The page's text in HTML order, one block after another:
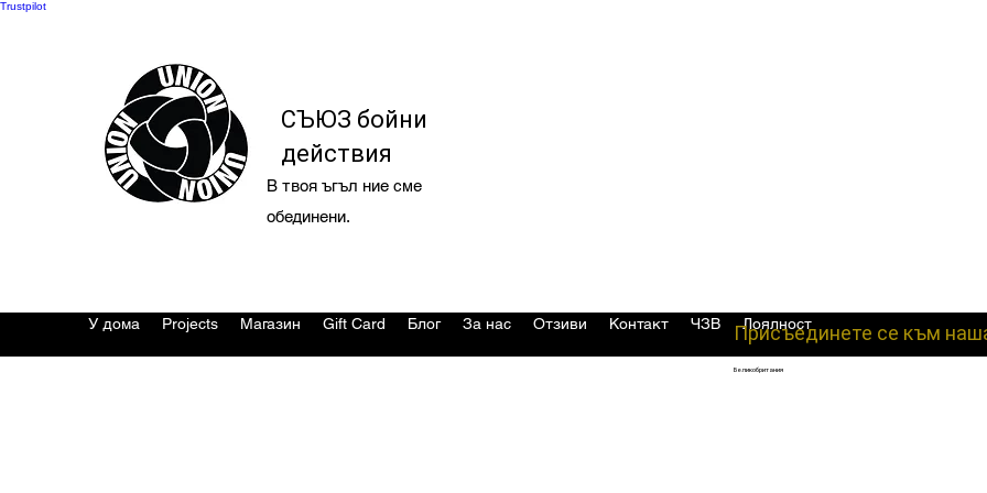
Trustpilot
СЪЮЗ бойни
действия
В твоя ъгъл ние сме
обединени.
У дома Projects Магазин Gift Card Блог За нас Отзиви Контакт ЧЗВ Лоялност
Присъединете се към
Великобритания